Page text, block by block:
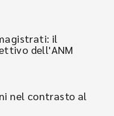
il
dell'ANM
nel contrasto al